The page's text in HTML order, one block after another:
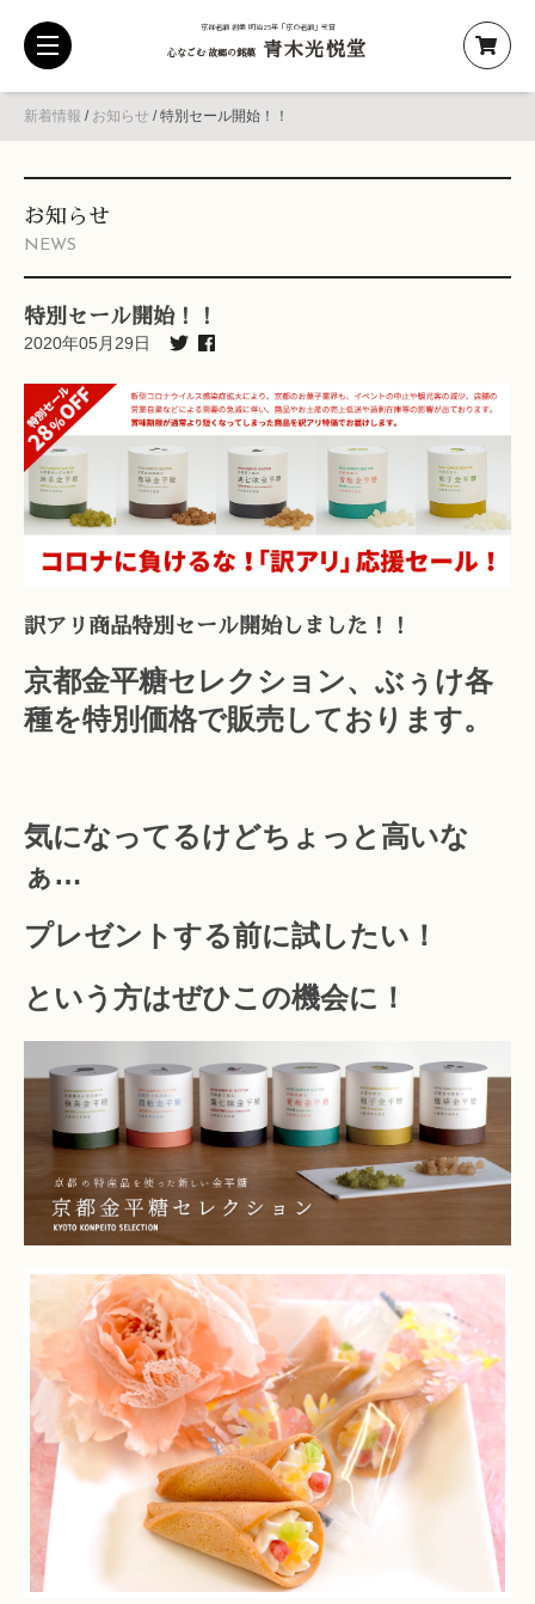
京都老舗 創業 明治25年「京の老舗」受賞
心なごむ 故郷の銘菓 青木光悦堂
toggle
navigation
新着情報 / お知らせ /特別セール開始！！
お知らせ
NEWS
特別セール開始！！
2020年05月29日
訳アリ商品特別セール開始しました！！
京都金平糖セレクション、ぶぅけ各
種を特別価格で販売しております。
気になってるけどちょっと高いな
ぁ…
プレゼントする前に試したい！
という方はぜひこの機会に！